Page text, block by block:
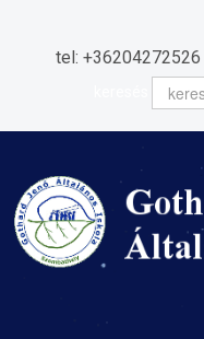
tel: +36204272526